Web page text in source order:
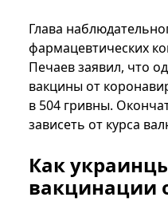
Глава
фармацевтических
Печаев заявил, что
вакцины от
в 504 гривны.
зависеть от курса
Как
вакцинации